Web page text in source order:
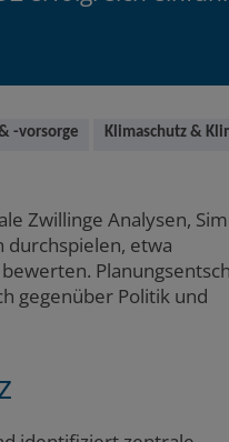
-vorsorge Klimaschutz &
Zwillinge Analysen,
durchspielen, etwa
gegenüber Politik und